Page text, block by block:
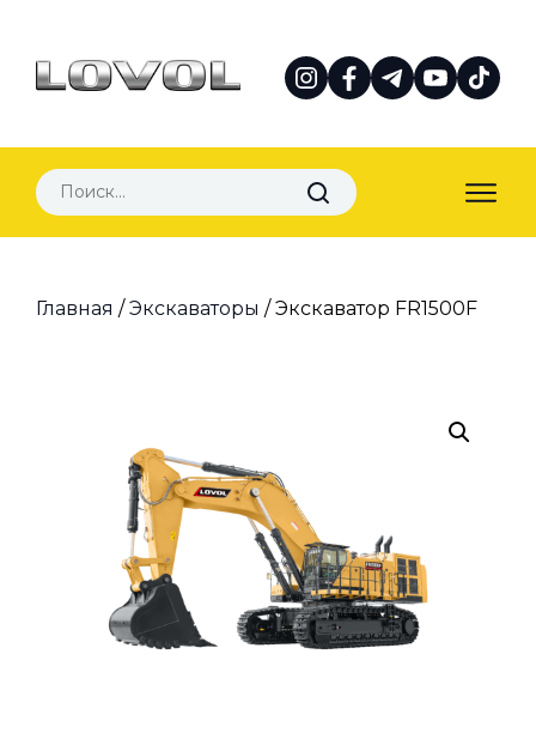
Главная /Экскаваторы / Экскаватор FR1500F